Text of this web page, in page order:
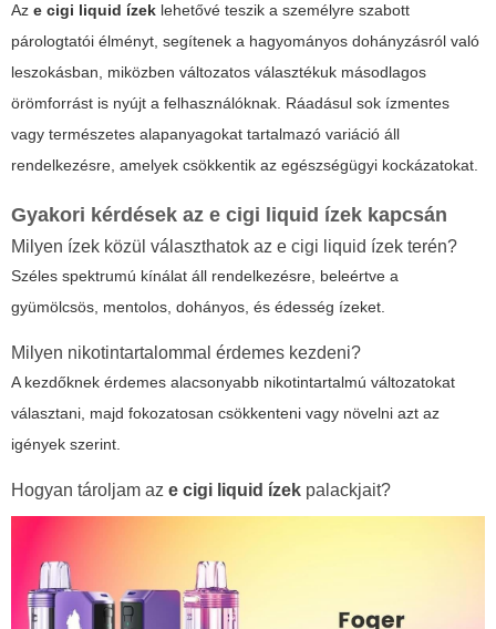
Az e cigi liquid ízek lehetővé teszik a személyre szabott
párologtatói élményt, segítenek a hagyományos dohányzásról való
leszokásban, miközben változatos választékuk másodlagos
örömforrást is nyújt a felhasználóknak. Ráadásul sok ízmentes
vagy természetes alapanyagokat tartalmazó variáció áll
rendelkezésre, amelyek csökkentik az egészségügyi kockázatokat.
Gyakori kérdések az e cigi liquid ízek kapcsán
Milyen ízek közül választhatok az e cigi liquid ízek terén?
Széles spektrumú kínálat áll rendelkezésre, beleértve a
gyümölcsös, mentolos, dohányos, és édesség ízeket.
Milyen nikotintartalommal érdemes kezdeni?
A kezdőknek érdemes alacsonyabb nikotintartalmú változatokat
választani, majd fokozatosan csökkenteni vagy növelni azt az
igények szerint.
Hogyan tároljam az e cigi liquid ízek palackjait?